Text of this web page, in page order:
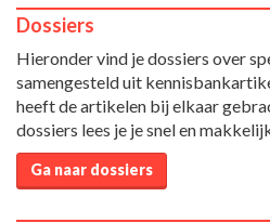
Dossiers
Hieronder vind je dossiers over
samengesteld uit
heeft de artikelen bij elkaar
dossiers lees je je snel en
Ga naar dossiers